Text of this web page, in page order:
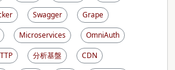
Swagger
Grape
Microservices
OmniAuth
分析基盤
CDN